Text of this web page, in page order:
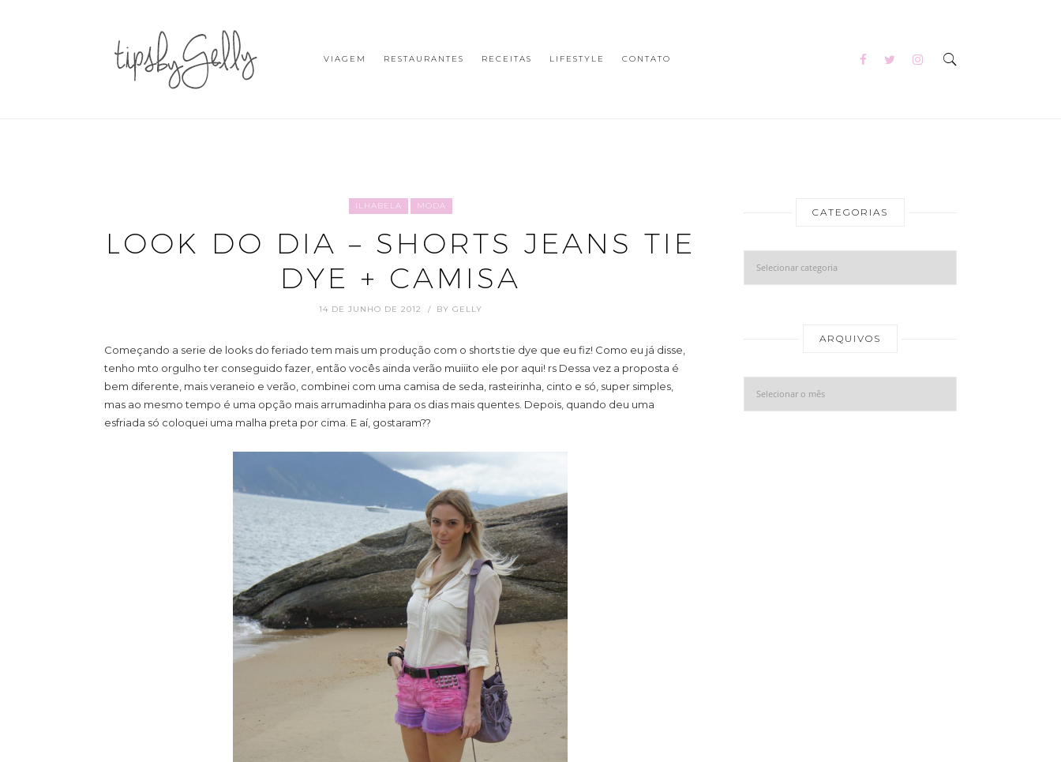
VIAGEM RESTAURANTES RECEITAS LIFESTYLE CONTATO
ILHABELA MODA
LOOK DO DIA – SHORTS JEANS TIE
DYE + CAMISA
14 DE JUNHO DE 2012 BY GELLY
Começando a serie de looks do feriado tem mais um produção com o shorts tie dye que eu fiz! Como eu já disse,
tenho mto orgulho ter conseguido fazer, então vocês ainda verão muiiito ele por aqui! rs Dessa vez a proposta é
bem diferente, mais veraneio e verão, combinei com uma camisa de seda, rasteirinha, cinto e só, super simples,
mas ao mesmo tempo é uma opção mais arrumadinha para os dias mais quentes. Depois, quando deu uma
esfriada só coloquei uma malha preta por cima. E aí, gostaram??
CATEGORIAS
Categorias
ARQUIVOS